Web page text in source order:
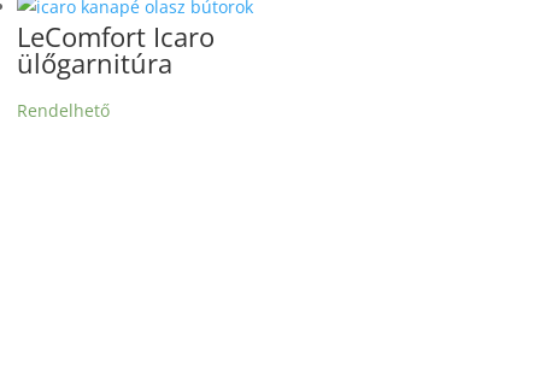
LeComfort Icaro
ülőgarnitúra
Rendelhető